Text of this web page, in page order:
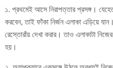
১. প্রথমেই আসে নিরাপত্তার প্রসঙ্গ।
করবেন, তাই ফাঁকা নির্জন এলাকা এড়িয়ে
রেস্তোরাঁয় দেখা করার। তাও এলাকাটা
হয়।